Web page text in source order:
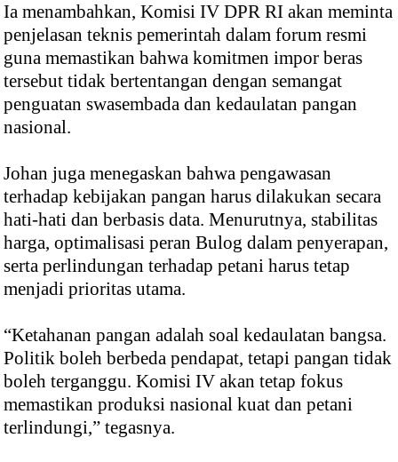
Ia menambahkan, Komisi IV DPR RI akan meminta
penjelasan teknis pemerintah dalam forum resmi
guna memastikan bahwa komitmen impor beras
tersebut tidak bertentangan dengan semangat
penguatan swasembada dan kedaulatan pangan
nasional.
Johan juga menegaskan bahwa pengawasan
terhadap kebijakan pangan harus dilakukan secara
hati-hati dan berbasis data. Menurutnya, stabilitas
harga, optimalisasi peran Bulog dalam penyerapan,
serta perlindungan terhadap petani harus tetap
menjadi prioritas utama.
“Ketahanan pangan adalah soal kedaulatan bangsa.
Politik boleh berbeda pendapat, tetapi pangan tidak
boleh terganggu. Komisi IV akan tetap fokus
memastikan produksi nasional kuat dan petani
terlindungi,” tegasnya.